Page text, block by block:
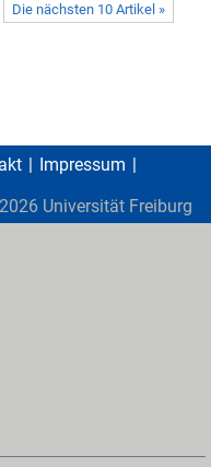
Die nächsten 10 Artikel »
Impressum
2026 Universität Freiburg